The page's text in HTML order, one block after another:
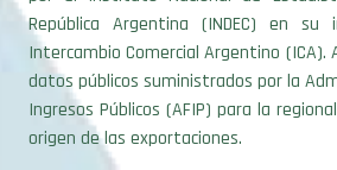
Intercambio Comercial Argentino (ICA).
datos públicos suministrados por la
Ingresos Públicos (AFIP) para la
origen de las exportaciones.
En cuanto a la selección de las